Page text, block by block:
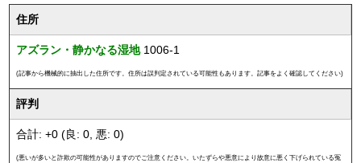
住所
アズラン・静かなる湿地1006-1
(記事から機械的に抽出した住所です。住所は誤判定されている可能性もあります。記事をよく確認してください)
評判
合計: +0 (良: 0, 悪: 0)
(悪いが多いと詐欺の可能性がありますのでご注意ください。いたずらや悪意により故意に悪く下げられている冤